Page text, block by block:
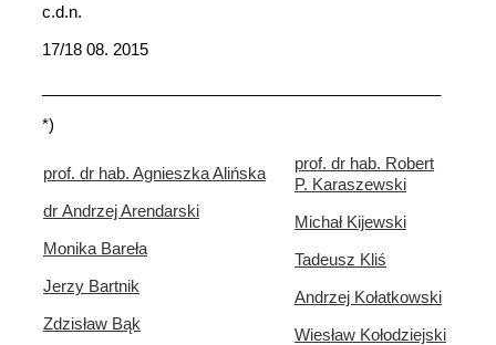
c.d.n.
17/18 08. 2015
*)
prof. dr hab. Agnieszka Alińska
dr Andrzej Arendarski
Monika Bareła
Jerzy Bartnik
Zdzisław Bąk
prof. dr hab. Robert
P. Karaszewski
Michał Kijewski
Tadeusz Kliś
Andrzej Kołatkowski
Wiesław Kołodziejski